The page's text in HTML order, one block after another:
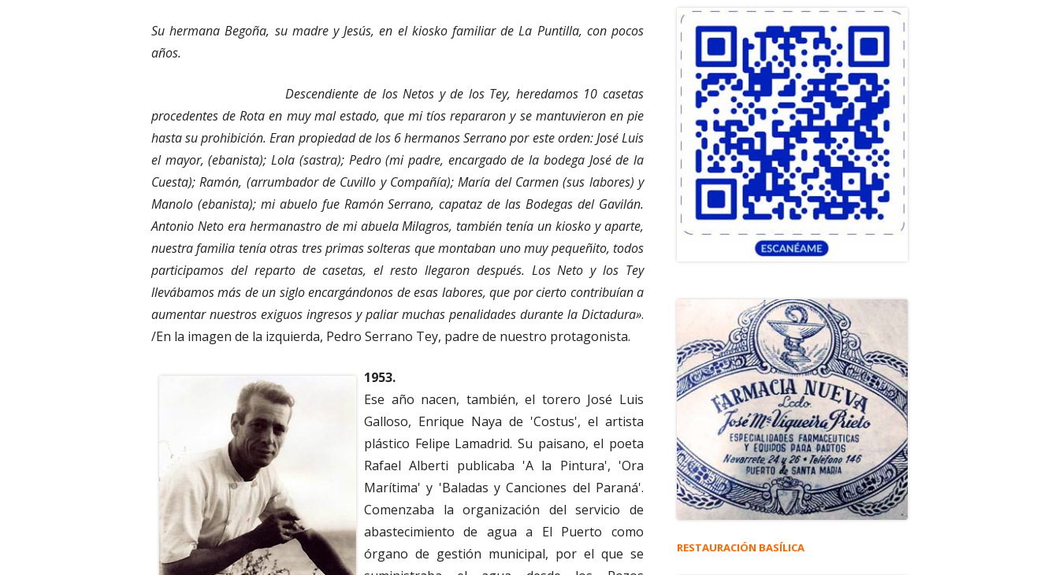
Su hermana Begoña, su madre y Jesús, en el kiosko familiar de La Puntilla, con pocos
años.
Descendiente de los Netos y de los Tey, heredamos 10 casetas
procedentes de Rota en muy mal estado, que mi tíos repararon y se mantuvieron en pie
hasta su prohibición. Eran propiedad de los 6 hermanos Serrano por este orden: José Luis
el mayor, (ebanista); Lola (sastra); Pedro (mi padre, encargado de la bodega José de la
Cuesta); Ramón, (arrumbador de Cuvillo y Compañía); María del Carmen (sus labores) y
Manolo (ebanista); mi abuelo fue Ramón Serrano, capataz de las Bodegas del Gavilán.
Antonio Neto era hermanastro de mi abuela Milagros, también tenía un kiosko y aparte,
nuestra familia tenía otras tres primas solteras que montaban uno muy pequeñito, todos
participamos del reparto de casetas, el resto llegaron después. Los Neto y los Tey
llevábamos más de un siglo encargándonos de esas labores, que por cierto contribuían a
aumentar nuestros exiguos ingresos y paliar muchas penalidades durante la Dictadura».
/En la imagen de la izquierda, Pedro Serrano Tey, padre de nuestro protagonista.
1953.
Ese año nacen, también, el torero José Luis
Galloso, Enrique Naya de 'Costus', el artista
plástico Felipe Lamadrid. Su paisano, el poeta
Rafael Alberti publicaba 'A la Pintura', 'Ora
Marítima' y 'Baladas y Canciones del Paraná'.
Comenzaba la organización del servicio de
abastecimiento de agua a El Puerto como
órgano de gestión municipal, por el que se
RESTAURACIÓN BASÍLICA